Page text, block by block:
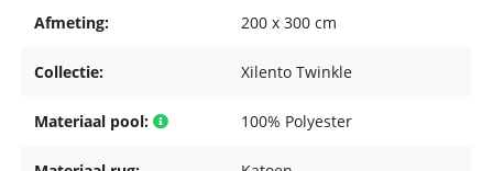
Afmeting: 200 x 300 cm
Collectie: Xilento Twinkle
Materiaal pool: 100% Polyester